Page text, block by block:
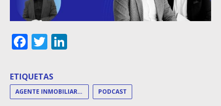
Facebook
Twitter
ETIQUETAS
AGENTE INMOBILIARIO PODCAST